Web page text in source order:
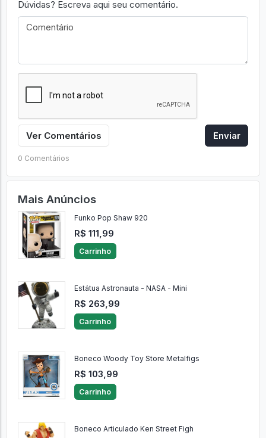
Dúvidas? Escreva aqui seu comentário.
Ver Comentários Enviar
0 Comentários
Mais Anúncios
Funko Pop Shaw 920
R$ 111,99
Carrinho
Estátua Astronauta - NASA - Mini
R$ 263,99
Carrinho
Boneco Woody Toy Store Metalfigs
R$ 103,99
Carrinho
Boneco Articulado Ken Street Figh